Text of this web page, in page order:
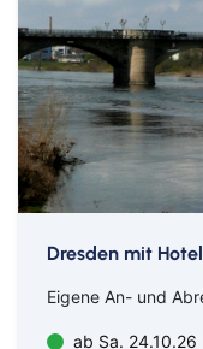
Dresden mit
Eigene An- und
ab Sa. 24.10.26